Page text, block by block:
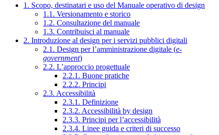
1. Scopo, destinatari e uso del Manuale operativo di design
1.1. Versionamento e storico
1.2. Consultazione del manuale
1.3. Contribuisci al manuale
2. Introduzione al design per i servizi pubblici digitali
2.1. Design per l’amministrazione digitale (e-
government)
2.2. L’approccio progettuale
2.2.1. Buone pratiche
2.2.2. Principi
2.3. Accessibilità
2.3.1. Definizione
2.3.2. Accessibilità by design
2.3.3. Principi per l’accessibilità
2.3.4. Linee guida e criteri di successo